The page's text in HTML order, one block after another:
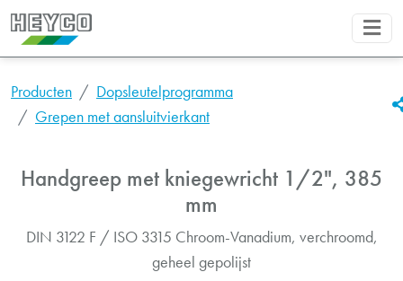
Producten
Dopsleutelprogramma
Grepen met aansluitvierkant
Handgreep met kniegewricht 1/2", 385
mm
DIN 3122 F / ISO 3315 Chroom-Vanadium, verchroomd,
geheel gepolijst